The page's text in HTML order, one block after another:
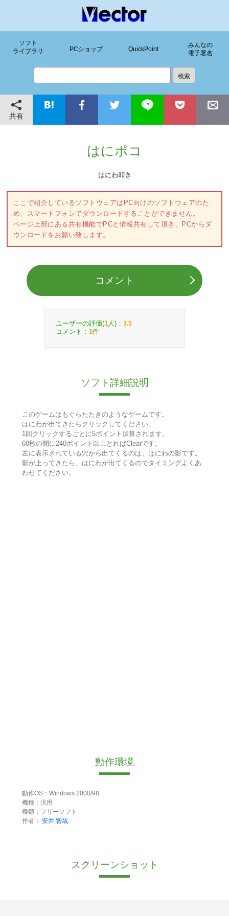
ソフト
ライブラリ
PCショップ QuickPoint
みんなの
電子署名
共有
はにポコ
はにわ叩き
ここで紹介しているソフトウェアはPC向けのソフトウェアのた
め、スマートフォンでダウンロードすることができません。
ページ上部にある共有機能でPCと情報共有して頂き、PCからダ
ウンロードをお願い致します。
コメント
ユーザーの評価(1 人)： 3.5
コメント： 1件
ソフト詳細説明
このゲームはもぐらたたきのようなゲームです。
はにわが出てきたらクリックしてください。
1回クリックするごとに5ポイント加算されます。
60秒の間に240ポイント以上とればClearです。
左に表示されている穴から出てくるのは、はにわの影です。
影が上ってきたら、はにわが出てくるのでタイミングよくあ
わせてください。
動作環境
動作OS：Windows 2000/98
機種：汎用
種類：フリーソフト
作者： 安井 智哉
スクリーンショット